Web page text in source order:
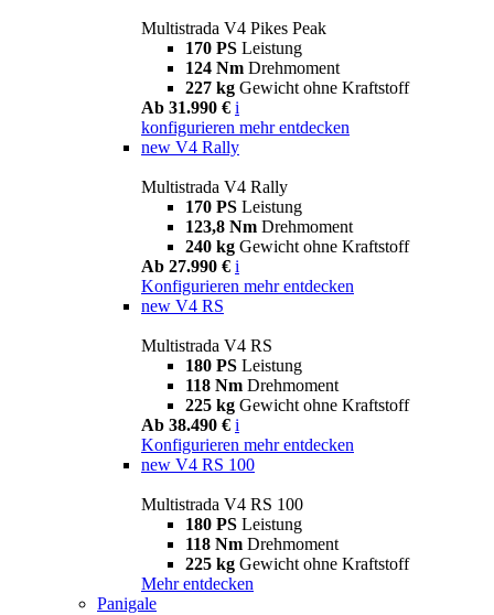
Multistrada V4 Pikes Peak
170 PS Leistung
124 Nm Drehmoment
227 kg Gewicht ohne Kraftstoff
Ab 31.990 € i
konfigurieren mehr entdecken
new V4 Rally
Multistrada V4 Rally
170 PS Leistung
123,8 Nm Drehmoment
240 kg Gewicht ohne Kraftstoff
Ab 27.990 € i
Konfigurieren mehr entdecken
new V4 RS
Multistrada V4 RS
180 PS Leistung
118 Nm Drehmoment
225 kg Gewicht ohne Kraftstoff
Ab 38.490 € i
Konfigurieren mehr entdecken
new V4 RS 100
Multistrada V4 RS 100
180 PS Leistung
118 Nm Drehmoment
225 kg Gewicht ohne Kraftstoff
Mehr entdecken
Panigale